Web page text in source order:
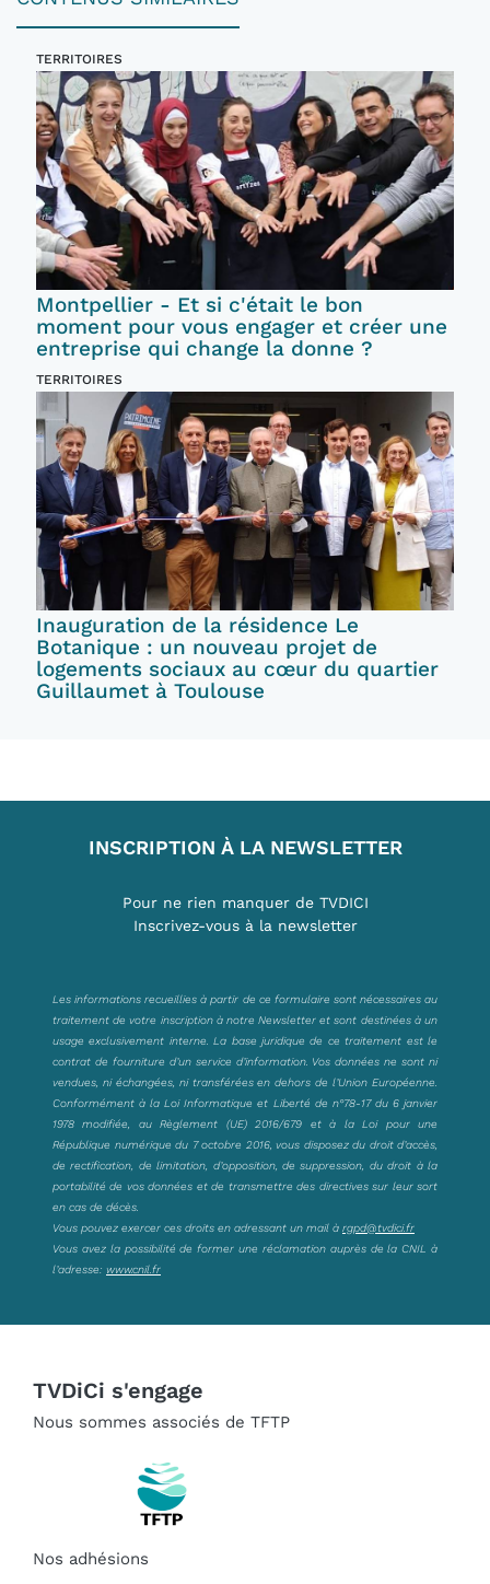
TERRITOIRES
Montpellier - Et si c'était le bon
moment pour vous engager et créer une
entreprise qui change la donne ?
TERRITOIRES
Inauguration de la résidence Le
Botanique : un nouveau projet de
logements sociaux au cœur du quartier
Guillaumet à Toulouse
INSCRIPTION À LA NEWSLETTER
Pour ne rien manquer de TVDICI
Inscrivez-vous à la newsletter
Les informations recueillies à partir de ce formulaire sont nécessaires au
traitement de votre inscription à notre Newsletter et sont destinées à un
usage exclusivement interne. La base juridique de ce traitement est le
contrat de fourniture d’un service d’information. Vos données ne sont ni
vendues, ni échangées, ni transférées en dehors de l’Union Européenne.
Conformément à la Loi Informatique et Liberté de n°78-17 du 6 janvier
1978 modifiée, au Règlement (UE) 2016/679 et à la Loi pour une
République numérique du 7 octobre 2016, vous disposez du droit d’accès,
de rectification, de limitation, d’opposition, de suppression, du droit à la
portabilité de vos données et de transmettre des directives sur leur sort
en cas de décès.
Vous pouvez exercer ces droits en adressant un mail à rgpd@tvdici.fr
Vous avez la possibilité de former une réclamation auprès de la CNIL à
l’adresse: www.cnil.fr
TVDiCi s'engage
Nous sommes associés de TFTP
Nos adhésions